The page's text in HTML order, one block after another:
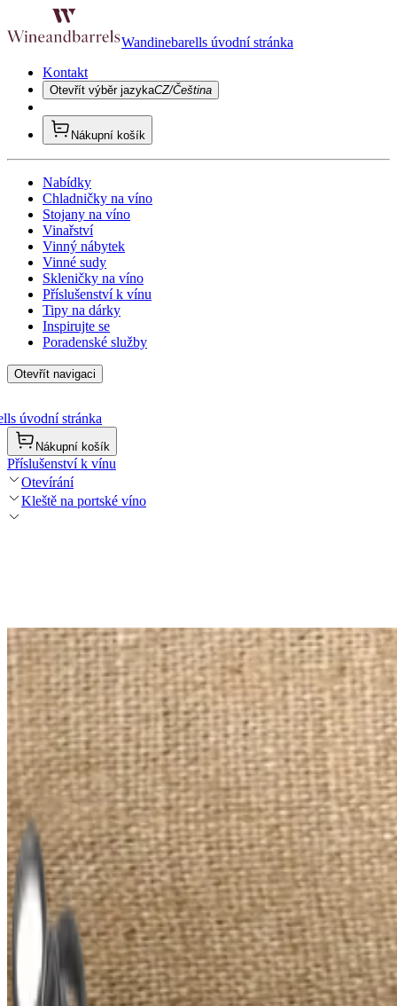
Wandinebarells úvodní stránka
Kontakt
Otevřít výběr jazykaCZ/Čeština
Nákupní košík
Nabídky
Chladničky na víno
Stojany na víno
Vinařství
Vinný nábytek
Vinné sudy
Skleničky na víno
Příslušenství k vínu
Tipy na dárky
Inspirujte se
Poradenské služby
Otevřít navigaci
úvodní stránka
Nákupní košík
Příslušenství k vínu
Otevírání
Kleště na portské víno